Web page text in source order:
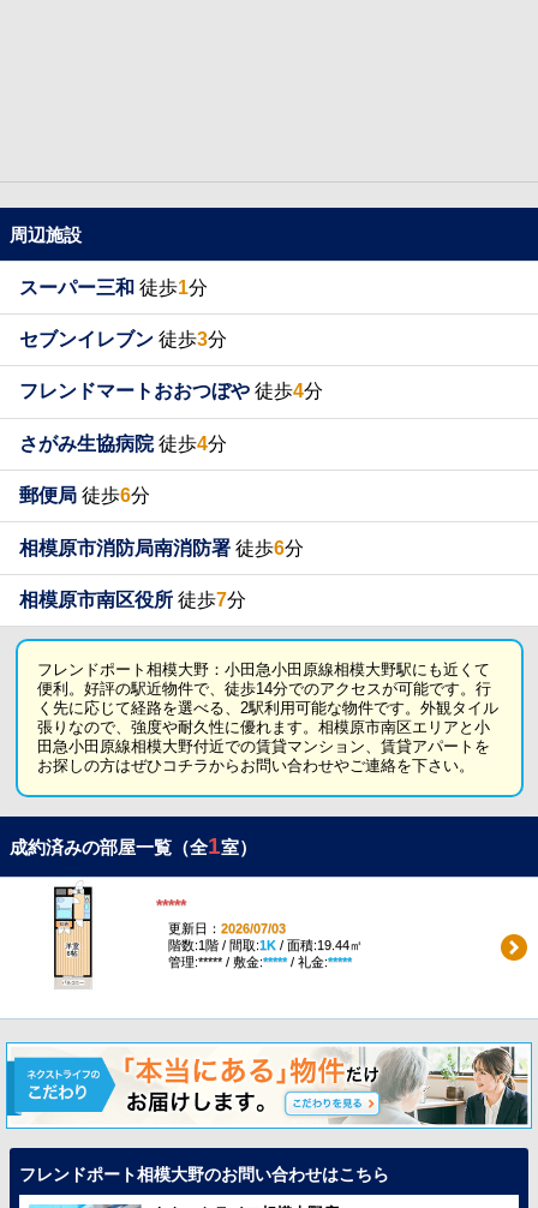
周辺施設
スーパー三和 徒歩1分
セブンイレブン 徒歩3分
フレンドマートおおつぼや 徒歩4分
さがみ生協病院徒歩4分
郵便局 徒歩6分
相模原市消防局南消防署 徒歩6分
相模原市南区役所 徒歩7分
フレンドポート相模大野：小田急小田原線相模大野駅にも近くて
便利。好評の駅近物件で、徒歩14分でのアクセスが可能です。行
く先に応じて経路を選べる、2駅利用可能な物件です。外観タイル
張りなので、強度や耐久性に優れます。相模原市南区エリアと小
田急小田原線相模大野付近での賃貸マンション、賃貸アパートを
お探しの方はぜひコチラからお問い合わせやご連絡を下さい。
成約済みの部屋一覧（全1室）
*****
更新日： 2026/07/03
階数:1階 / 間取:1K/ 面積:19.44㎡
管理:***** / 敷金:*****/ 礼金:*****
フレンドポート相模大野のお問い合わせはこちら